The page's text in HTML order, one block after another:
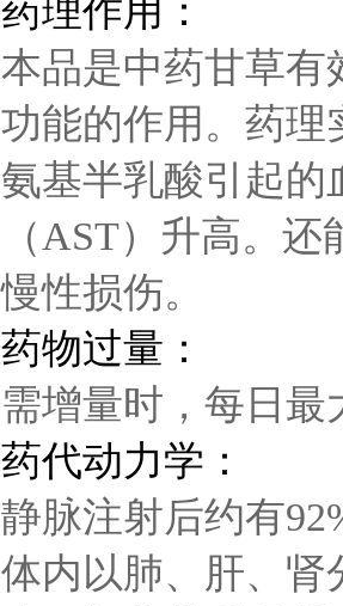
药理作用：
本品是中药甘草有
功能的作用。药理
氨基半乳酸引起
（AST）升高。
慢性损伤。
药物过量：
需增量时，每日最
药代动力学：
静脉注射后约有
体内以肺、肝、肾